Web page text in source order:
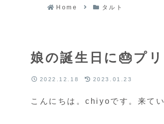
Home タルト
娘の誕生日に🎂プ
2022.12.18 2023.01.23
こんにちは。chiyoです。来て